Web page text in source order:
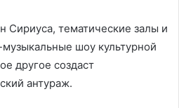
Сириуса, тематические залы и
шоу культурной
другое создаст
антураж.